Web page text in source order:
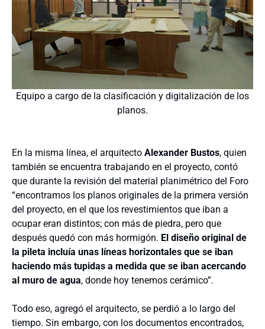
Equipo a cargo de la clasificación y digitalización de los
planos.
En la misma línea, el arquitecto Alexander Bustos, quien
también se encuentra trabajando en el proyecto, contó
que durante la revisión del material planimétrico del Foro
“encontramos los planos originales de la primera versión
del proyecto, en el que los revestimientos que iban a
ocupar eran distintos; con más de piedra, pero que
después quedó con más hormigón. El diseño original de
la pileta incluía unas líneas horizontales que se iban
haciendo más tupidas a medida que se iban acercando
al muro de agua, donde hoy tenemos cerámico”.
Todo eso, agregó el arquitecto, se perdió a lo largo del
tiempo. Sin embargo, con los documentos encontrados,